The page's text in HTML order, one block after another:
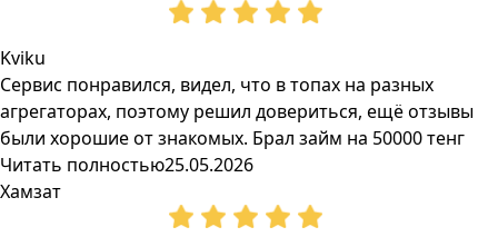
Kviku
Сервис понравился, видел, что в топах на разных
агрегаторах, поэтому решил довериться, ещё отзывы
были хорошие от знакомых. Брал займ на 50000 тенг
Читать полностью25.05.2026
Хамзат